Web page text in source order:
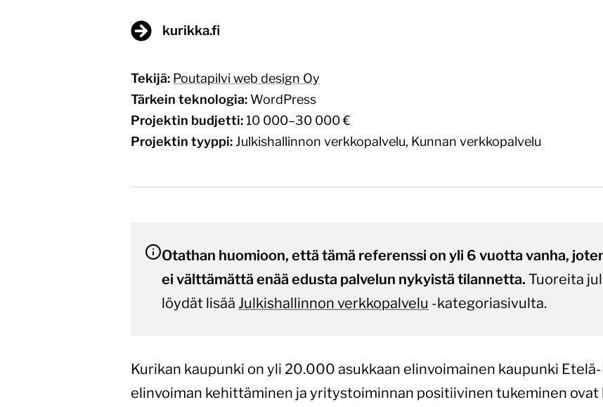
kurikka.fi
Tekijä: Poutapilvi web design Oy
Tärkein teknologia: WordPress
Projektin budjetti:10 000–30 000 €
Projektin tyyppi: Julkishallinnon verkkopalvelu, Kunnan verkkopalvelu
Otathan huomioon, että tämä referenssi on yli 6 vuotta vanha,
ei välttämättä enää edusta palvelun nykyistä tilannetta. Tuoreita
löydät lisää Julkishallinnon verkkopalvelu -kategoriasivulta.
Kurikan kaupunki on yli 20.000 asukkaan elinvoimainen kaupunki
elinvoiman kehittäminen ja yritystoiminnan positiivinen tukeminen ovat